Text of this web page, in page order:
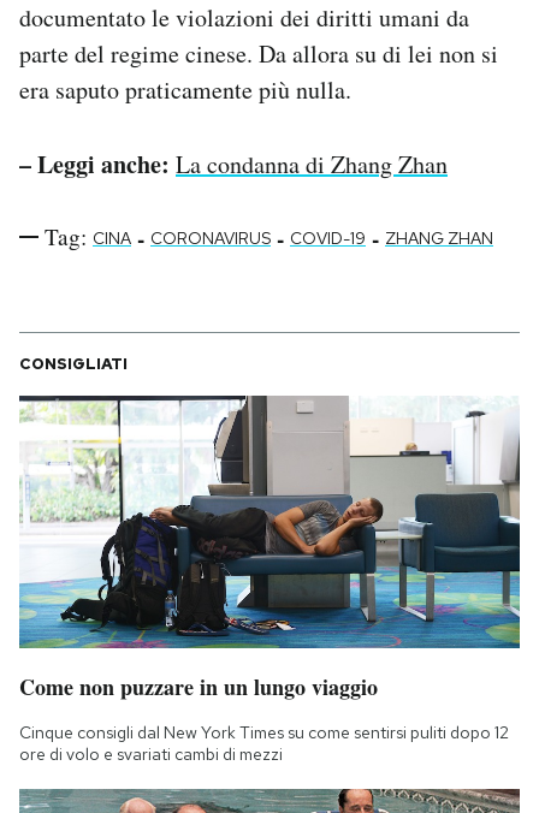
documentato le violazioni dei diritti umani da
parte del regime cinese. Da allora su di lei non si
era saputo praticamente più nulla.
– Leggi anche: La condanna di Zhang Zhan
Tag: CINA - CORONAVIRUS - COVID-19 - ZHANG ZHAN
CONSIGLIATI
Come non puzzare in un lungo viaggio
Cinque consigli dal New York Times su come sentirsi puliti dopo 12
ore di volo e svariati cambi di mezzi